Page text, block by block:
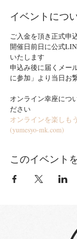
イベントにつ
ご入金を頂き正式申
開催日前日に公式
いたします
申込み後に届くメー
に参加」より当日お
オンライン幸座につ
ださい
オンラインを楽しも
(yumesyo-mk.com)
このイベント